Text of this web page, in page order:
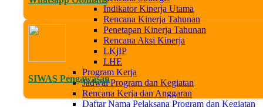
Indikator Kinerja Utama
Rencana Kinerja Tahunan
Penetapan Kinerja Tahunan
Rencana Aksi Kinerja
LKjIP
LHE
Program Kerja
Jadwal Program dan Kegiatan
Rencana Kerja dan Anggaran
Daftar Nama Pelaksana Program dan Kegiatan
SIWAS Pengawasan